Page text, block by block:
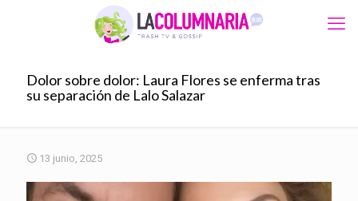
Dolor sobre dolor: Laura Flores se enferma tras
su separación de Lalo Salazar
13 junio, 2025